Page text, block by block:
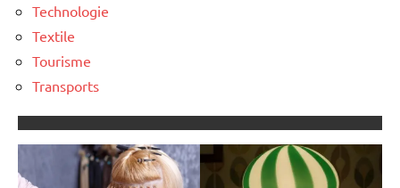
Technologie
Textile
Tourisme
Transports